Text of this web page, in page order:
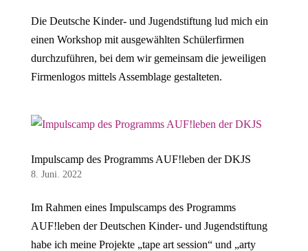
Die Deutsche Kinder- und Jugendstiftung lud mich ein
einen Workshop mit ausgewählten Schülerfirmen
durchzuführen, bei dem wir gemeinsam die jeweiligen
Firmenlogos mittels Assemblage gestalteten.
Impulscamp des Programms AUF!leben der DKJS
8. Juni. 2022
Im Rahmen eines Impulscamps des Programms
AUF!leben der Deutschen Kinder- und Jugendstiftung
habe ich meine Projekte „tape art session“ und „arty